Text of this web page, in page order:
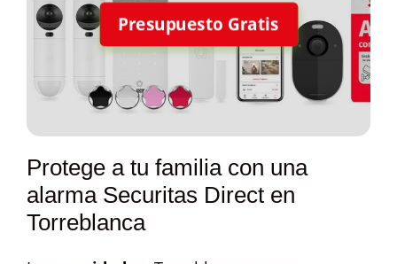
Presupuesto Gratis
Protege a tu familia con una
alarma Securitas Direct en
Torreblanca